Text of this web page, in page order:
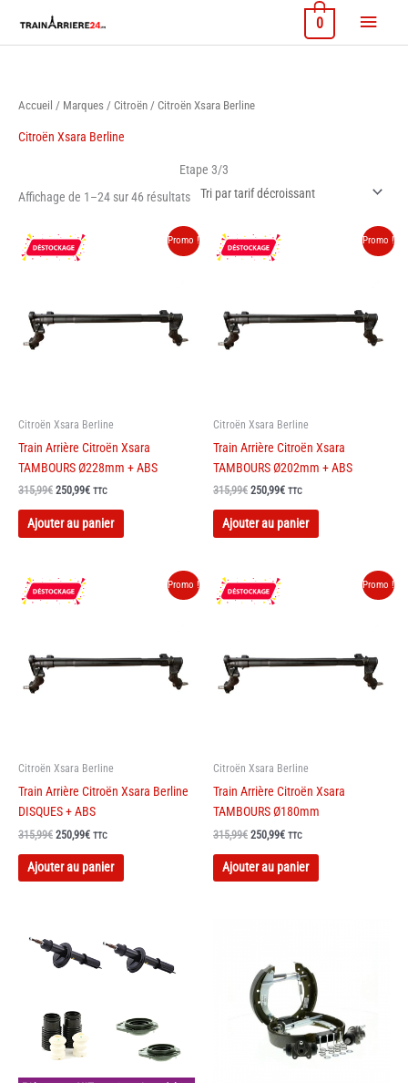
contenu
Menu
0
Accueil / Marques / Citroën / Citroën Xsara Berline
Citroën Xsara Berline
Etape 3/3
Affichage de 1–24 sur 46 résultatsTrié
décroissant
Promo !
Citroën Xsara Berline
Train Arrière Citroën Xsara
TAMBOURS Ø228mm + ABS
315,99€ Le
initial
250,99€Le
actuel
TTC
Ajouter au panier
Promo !
Citroën Xsara Berline
Train Arrière Citroën Xsara
TAMBOURS Ø202mm + ABS
315,99€ Le
initial
250,99€Le
actuel
TTC
Ajouter au panier
Promo !
Citroën Xsara Berline
Train Arrière Citroën Xsara Berline
DISQUES + ABS
315,99€ Le
initial
250,99€Le
actuel
TTC
Ajouter au panier
Promo !
Citroën Xsara Berline
Train Arrière Citroën Xsara
TAMBOURS Ø180mm
315,99€ Le
initial
250,99€Le
actuel
TTC
Ajouter au panier